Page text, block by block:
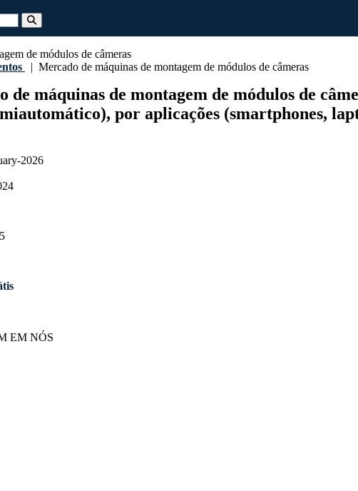
| Mercado de máquinas de montagem de módulos de câmeras
de máquinas de montagem de módulos de
por aplicações (smartphones,
2026
EM NÓS